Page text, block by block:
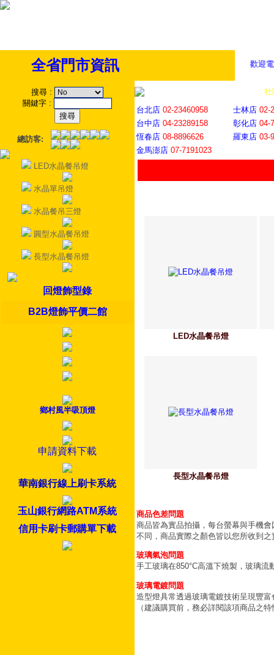
歡迎
全省門市資訊
搜尋 :
關鍵字 :
總訪客:
LED水晶餐吊燈
水晶單吊燈
水晶餐吊三燈
圓型水晶餐吊燈
長型水晶餐吊燈
回燈飾型錄
B2B燈飾平價二館
鄉村風半吸頂燈
申請資料下載
華南銀行線上刷卡系統
玉山銀行網路ATM系統
信用卡刷卡郵購單下載
社
台北店 02-23460958 士林店 02-
台中店 04-23289158 彰化店 04-
恆春店 08-8896626 羅東店 03-
金馬澎店 07-7191023
LED水晶餐吊燈
長型水晶餐吊燈
商品色差問題
商品皆為實品拍攝，每台螢幕與手機
不同，商品實際之顏色皆以您所收到之
玻璃氣泡問題
手工玻璃在850°C高溫下燒製，玻璃
玻璃電鍍問題
造型燈具常透過玻璃電鍍技術呈現豐
（建議購買前，務必詳閱該項商品之